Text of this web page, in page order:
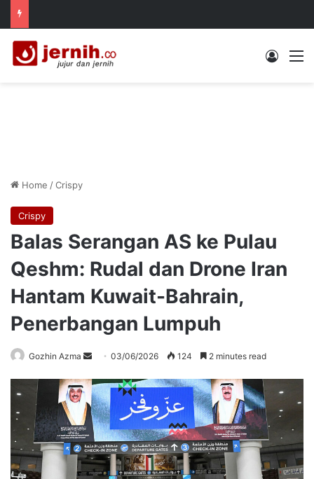
Log In
Home /Crispy
Crispy
Balas Serangan AS ke Pulau
Qeshm: Rudal dan Drone Iran
Hantam Kuwait-Bahrain,
Penerbangan Lumpuh
Gozhin Azma
Send
email
03/06/2026 124 2 minutes read